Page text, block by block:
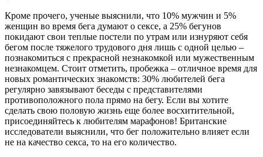
Кроме прочего, ученые выяснили, что 10% мужчин и 5%
женщин во время бега думают о сексе, а 25% бегунов
покидают свои теплые постели по утрам или изнуряют себя
бегом после тяжелого трудового дня лишь с одной целью –
познакомиться с прекрасной незнакомкой или мужественным
незнакомцем. Стоит отметить, пробежка – отличное время для
новых романтических знакомств: 30% любителей бега
регулярно завязывают беседы с представителями
противоположного пола прямо на бегу. Если вы хотите
сделать свою половую жизнь еще более восхитительной,
присоединяйтесь к любителям марафонов! Британские
исследователи выяснили, что бег положительно влияет если
не на качество секса, то на его количество.